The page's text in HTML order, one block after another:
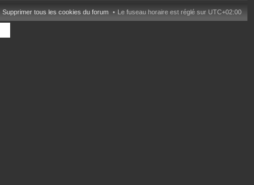
Le fuseau horaire est réglé sur UTC+02:00
Supprimer tous les cookies du forum